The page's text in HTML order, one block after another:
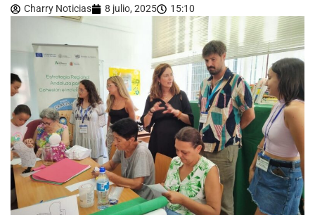
Charry Noticias 8 julio, 2025 15:10